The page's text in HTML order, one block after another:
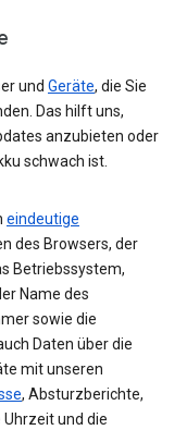
und Geräte, die Sie
Das hilft uns,
anzubieten oder
schwach ist.
eindeutige
des Browsers, der
Betriebssystem,
Name des
sowie die
Daten über die
mit unseren
, Absturzberichte,
und die